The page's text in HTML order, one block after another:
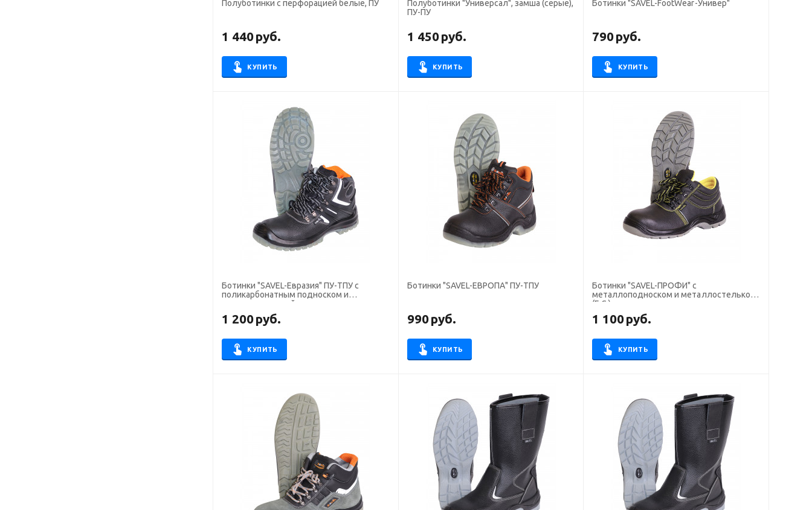
Полуботинки с перфорацией белые, ПУ
1 440руб.
КУПИТЬ
Полуботинки "Универсал", замша (серые),
ПУ-ПУ
1 450руб.
КУПИТЬ
Ботинки "SAVEL-FootWear-Универ"
790руб.
КУПИТЬ
Ботинки "SAVEL-Евразия" ПУ-ТПУ с
поликарбонатным подноском и
металлостелькой
1 200руб.
КУПИТЬ
Ботинки "SAVEL-ЕВРОПА" ПУ-ТПУ
990руб.
КУПИТЬ
Ботинки "SAVEL-ПРОФИ" с
металлоподноском и металлостелькой
(Е.С.)
1 100руб.
КУПИТЬ